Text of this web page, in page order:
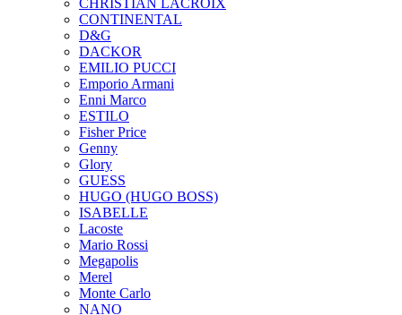
CONTINENTAL
D&G
DACKOR
EMILIO PUCCI
Emporio Armani
Enni Marco
ESTILO
Fisher Price
Genny
Glory
GUESS
HUGO (HUGO BOSS)
ISABELLE
Lacoste
Mario Rossi
Megapolis
Merel
Monte Carlo
NANO